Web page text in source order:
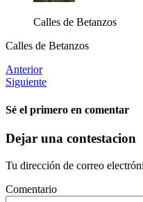
Calles de Betanzos
Calles de Betanzos
Anterior
Siguiente
Sé el primero en comentar
Dejar una contestacion
Tu dirección de correo
Comentario